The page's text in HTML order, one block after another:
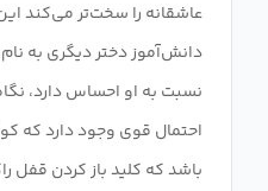
عاشقانه را سخت‌تر می‌کند
دانش‌آموز دختر دیگری به نام
نسبت به او احساس دارد،
احتمال قوی وجود دارد که
باشد که کلید باز کردن قفل